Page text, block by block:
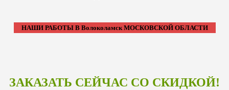
НАШИ РАБОТЫ В Волоколамск МОСКОВСКОЙ ОБЛАСТИ
ЗАКАЗАТЬ СЕЙЧАС СО СКИДКОЙ!